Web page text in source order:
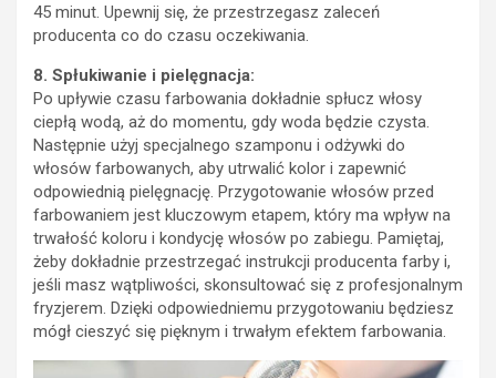
45 minut. Upewnij się, że przestrzegasz zaleceń
producenta co do czasu oczekiwania.
8. Spłukiwanie i pielęgnacja:
Po upływie czasu farbowania dokładnie spłucz włosy
ciepłą wodą, aż do momentu, gdy woda będzie czysta.
Następnie użyj specjalnego szamponu i odżywki do
włosów farbowanych, aby utrwalić kolor i zapewnić
odpowiednią pielęgnację. Przygotowanie włosów przed
farbowaniem jest kluczowym etapem, który ma wpływ na
trwałość koloru i kondycję włosów po zabiegu. Pamiętaj,
żeby dokładnie przestrzegać instrukcji producenta farby i,
jeśli masz wątpliwości, skonsultować się z profesjonalnym
fryzjerem. Dzięki odpowiedniemu przygotowaniu będziesz
mógł cieszyć się pięknym i trwałym efektem farbowania.